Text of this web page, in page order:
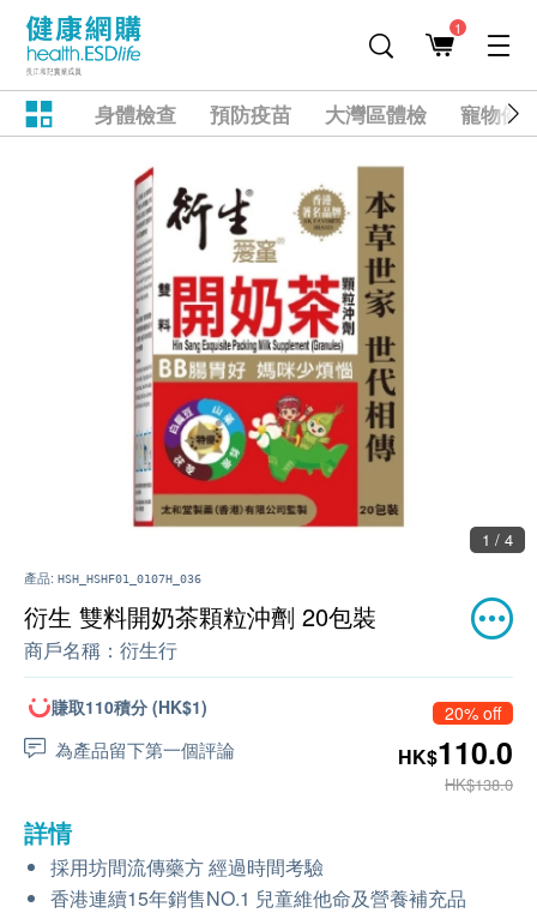
1
身體檢查 預防疫苗 大灣區體檢 寵物健
1 / 4
產品: HSH_HSHF01_0107H_036
衍生 雙料開奶茶顆粒沖劑 20包裝
商戶名稱： 衍生行
賺取110積分 (HK$1)
為產品留下第一個評論
20% off
HK$110.0
HK$138.0
詳情
採用坊間流傳藥方 經過時間考驗
香港連續15年銷售NO.1 兒童維他命及營養補充品